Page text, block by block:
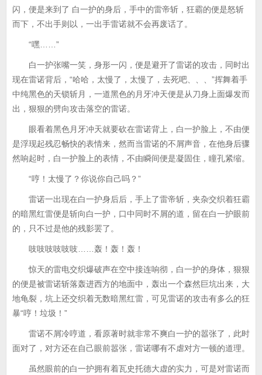
闪，便是来到了 白一护的身后，手中的雷帝斩，狂霸的便是怒斩
而下，不出手则以，一出手雷诺就不会再废话了。
“嘿……”
白一护张嘴一笑，身形一闪，便是避开了雷诺的攻击，同时出
现在雷诺背后，“哈哈，太慢了，太慢了，去死吧、、、”挥舞着手
中纯黑色的天锁斩月，一道黑色的月牙冲天便是从刀身上面爆发而
出，狠狠的劈向攻击落空的雷诺。
眼看着黑色月牙冲天就要砍在雷诺背上，白一护脸上，不由便
是浮现起残忍畅快的表情来，然而当雷诺的不屑声音，在他身后骤
然响起时，白一护脸上的表情，不由瞬间便是凝固住，瞳孔紧缩。
“哼！太慢了？你说你自己吗？”
雷诺一出现在白一护身后后，手上了雷帝斩，夹杂交织着狂霸
的暗黑红雷便是斩向白一护，口中同时不屑的道，留在白一护眼前
的，只不过是他的残影罢了。
吱吱吱吱吱吱……轰！轰！轰！
惊天的雷电交织爆破声在空中接连响彻，白一护的身体，狠狠
的便是被雷诺斩落轰进西方的地面中，轰出一个森然巨坑出来，大
地龟裂，坑上还交织着无数暗黑红雷，可见雷诺的攻击有多么的狂
暴“哼！垃圾！”
雷诺不屑冷哼道，看原著时就非常不爽白一护的嚣张了，此时
面对了，对方还在自己眼前嚣张，雷诺哪有不虐对方一顿的道理。
虽然眼前的白一护拥有着瓦史托德大虚的实力，可是对雷诺而